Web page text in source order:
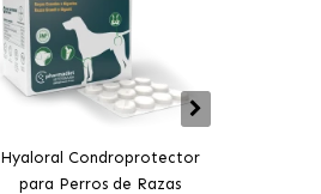
Hyaloral Condroprotector
para Perros de Razas